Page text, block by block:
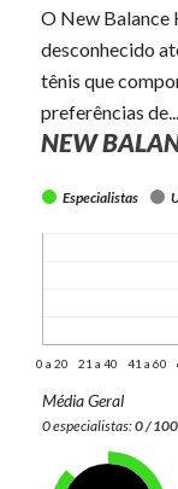
O New Balance
desconhecido
tênis que
preferências de...
NEW
Especialistas
0 a 20 21 a 40 41 a 60
Média Geral
0 especialistas:0 / 100